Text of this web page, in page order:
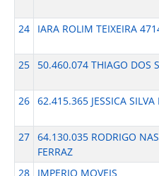
24
IARA ROLIM TEIXEIRA
25
50.460.074 THIAGO DOS
26 62.415.365 JESSICA SILVA
27 64.130.035 RODRIGO
FERRAZ
28
IMPERIO MOVEIS